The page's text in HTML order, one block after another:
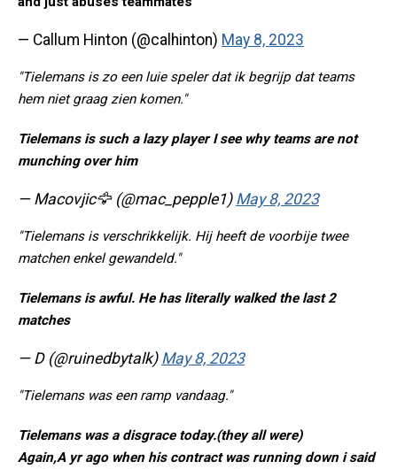
— Callum Hinton (@calhinton) May 8, 2023
"Tielemans is zo een luie speler dat ik begrijp dat teams
hem niet graag zien komen."
Tielemans is such a lazy player I see why teams are not
munching over him
— Macovjic🦅 (@mac_pepple1) May 8, 2023
"Tielemans is verschrikkelijk. Hij heeft de voorbije twee
matchen enkel gewandeld."
Tielemans is awful. He has literally walked the last 2
matches
— D (@ruinedbytalk) May 8, 2023
"Tielemans was een ramp vandaag."
Tielemans was a disgrace today.(they all were)
Again,A yr ago when his contract was running down i said